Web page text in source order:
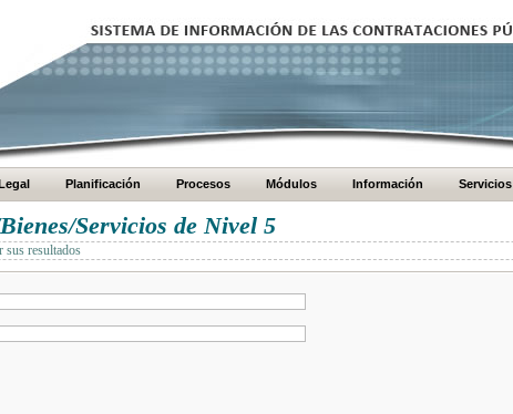
Planificación Procesos Módulos Información Servicios
Servicios de Nivel 5
sus resultados